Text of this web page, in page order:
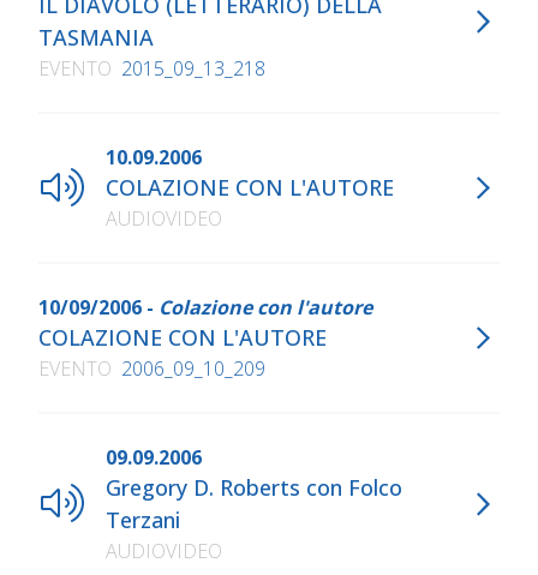
TASMANIA
EVENTO 2015_09_13_218
10.09.2006
COLAZIONE CON L'AUTORE
AUDIOVIDEO
10/09/2006 - Colazione con l'autore
COLAZIONE CON L'AUTORE
EVENTO 2006_09_10_209
09.09.2006
Gregory D. Roberts con Folco
Terzani
AUDIOVIDEO